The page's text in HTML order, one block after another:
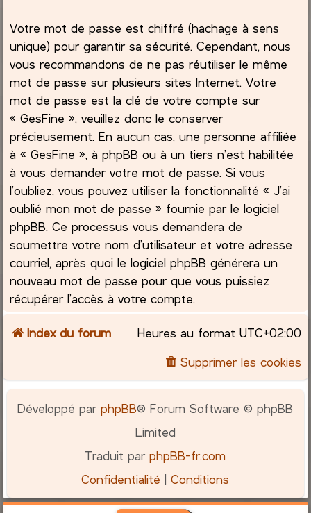
Votre mot de passe est chiffré (hachage à sens
unique) pour garantir sa sécurité. Cependant, nous
vous recommandons de ne pas réutiliser le même
mot de passe sur plusieurs sites Internet. Votre
mot de passe est la clé de votre compte sur
« GesFine », veuillez donc le conserver
précieusement. En aucun cas, une personne affiliée
à « GesFine », à phpBB ou à un tiers n’est habilitée
à vous demander votre mot de passe. Si vous
l’oubliez, vous pouvez utiliser la fonctionnalité « J’ai
oublié mon mot de passe » fournie par le logiciel
phpBB. Ce processus vous demandera de
soumettre votre nom d’utilisateur et votre adresse
courriel, après quoi le logiciel phpBB générera un
nouveau mot de passe pour que vous puissiez
récupérer l’accès à votre compte.
Index du forum Heures au format UTC+02:00
Supprimer les cookies
Développé parphpBB® Forum Software © phpBB
Limited
Traduit parphpBB-fr.com
Confidentialité |Conditions